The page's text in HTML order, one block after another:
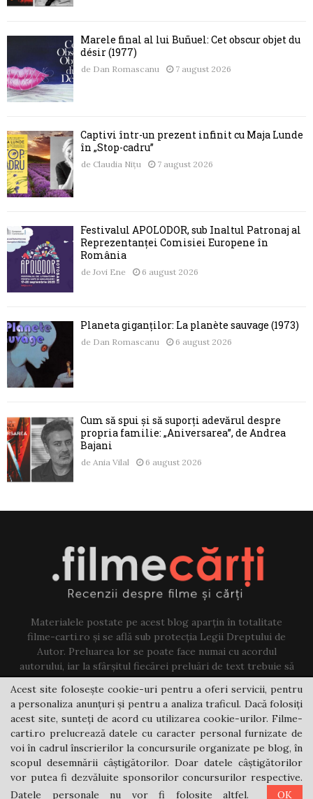
Marele final al lui Buñuel: Cet obscur objet du
désir (1977)
de Dan Romascanu 7 august 2026
Captivi într-un prezent infinit cu Maja Lunde
în „Stop-cadru”
de Claudia Nițu 7 august 2026
Festivalul APOLODOR, sub Înaltul Patronaj al
Reprezentanței Comisiei Europene în
România
de Jovi Ene 6 august 2026
Planeta giganților: La planète sauvage (1973)
de Dan Romascanu 6 august 2026
Cum să spui și să suporți adevărul despre
propria familie: „Aniversarea”, de Andrea
Bajani
de Ania Vilal 6 august 2026
Materialele postate pe acest blog aparțin în totalitate
filme-carti.ro și se află sub protecția Legii Dreptului de
Autor. Preluarea lor se poate face numai cu acordul
autorului, iar la sfârșitul fiecărei preluări de text trebuie să
existe un link către acest blog.
Contact us:jovi@filme-carti.ro
Acest site folosește cookie-uri pentru a oferi servicii, pentru
a personaliza anunțuri și pentru a analiza traficul. Dacă folosiți
acest site, sunteți de acord cu utilizarea cookie-urilor. Filme-
carti.ro prelucrează datele cu caracter personal furnizate de
voi în cadrul înscrierilor la concursurile organizate pe blog, în
scopul desemnării câștigătorilor. Doar datele câștigătorilor
vor putea fi dezvăluite sponsorilor concursurilor respective.
Datele personale nu vor fi folosite altfel.
OK